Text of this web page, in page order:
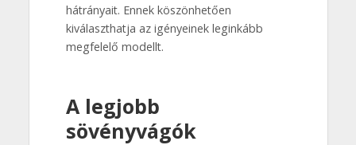
hátrányait. Ennek köszönhetően
kiválaszthatja az igényeinek leginkább
megfelelő modellt.
A legjobb
sövényvágók